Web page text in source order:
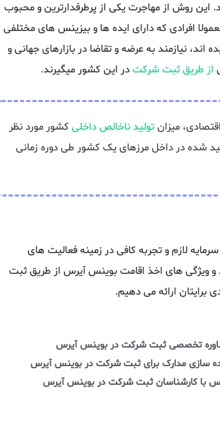
روش از مهاجرت یکی از پرطرفدارترین و محبوب
افرادی که دارای ایده ها و بیزینس های مختلفی
نیازمند به عرضه و تقاضا در بازارهای جهانی و
از طریق ثبت شرکتدر این کشور میگیرند.
میزانتولید ناخالص داخلی کشور مورد نظر
شده در داخل مرزهای یک کشور طی دوره زمانی
لازم و تجربه کافی در زمینه فعالیت های
و ویژگی های اخذ اقامت بوينس آيرس از طریق ثبت
ارائه می دهیم.
تخصصی ثبت شرکت در بوينس آيرس
سازی مدارک برای ثبت شرکت در بوينس آيرس
با کارشناسان ثبت شرکت در بوينس آيرس